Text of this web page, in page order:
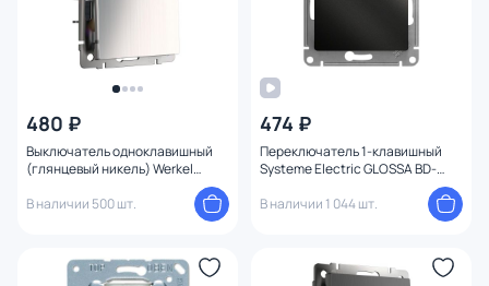
480 ₽
Выключатель одноклавишный
(глянцевый никель) Werkel
В наличии 500 шт.
474 ₽
Переключатель 1-клавишный
Systeme Electric GLOSSA BD-
В наличии 1 044 шт.